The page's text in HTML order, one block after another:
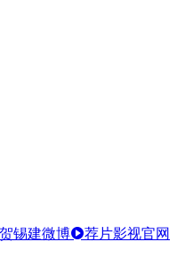
贺锡建微博
荐片影视官网